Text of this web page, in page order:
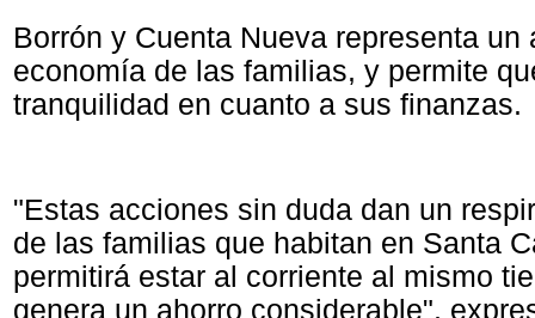
Borrón y Cuenta Nueva representa un
economía de las familias, y permite
tranquilidad en cuanto a sus finanzas.
"Estas acciones sin duda dan un
de las familias que habitan en Santa
permitirá estar al corriente al mismo
genera un ahorro considerable",